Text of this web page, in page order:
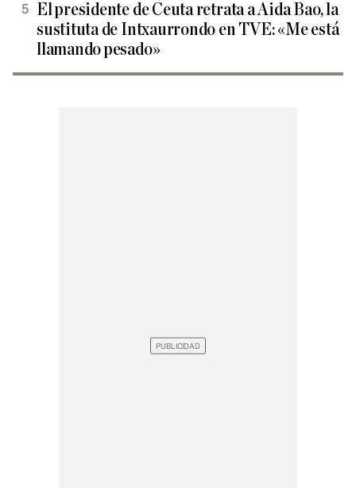
El presidente de Ceuta retrata a Aida Bao, la
sustituta de Intxaurrondo en TVE: «Me está
llamando pesado»